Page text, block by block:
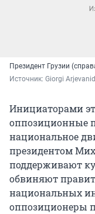
Президент Грузии
Источник: Giorgi
Инициаторами
оппозиционные
национальное
президентом
поддерживают
обвиняют
национальных
оппозиционеры